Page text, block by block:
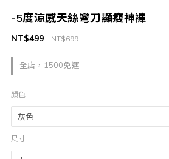
-5度涼感天絲彎刀顯瘦神褲
全店，1500免運
NT$699
NT$499
顏色
尺寸